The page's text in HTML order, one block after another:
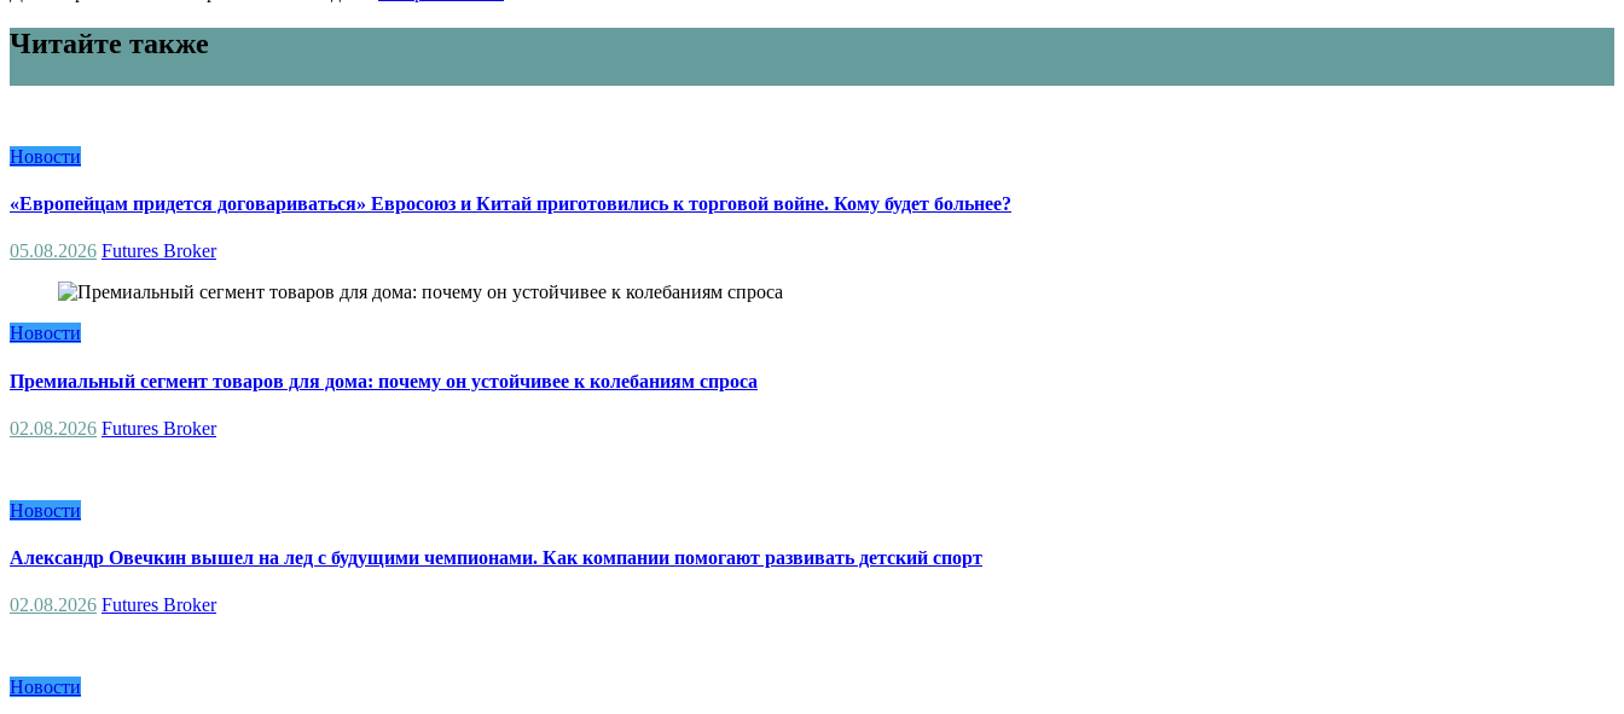
Читайте также
Новости
«Европейцам придется договариваться» Евросоюз и Китай приготовились к торговой войне. Кому будет больнее?
05.08.2026 Futures Broker
Новости
Премиальный сегмент товаров для дома: почему он устойчивее к колебаниям спроса
02.08.2026 Futures Broker
Новости
Александр Овечкин вышел на лед с будущими чемпионами. Как компании помогают развивать детский спорт
02.08.2026 Futures Broker
Новости